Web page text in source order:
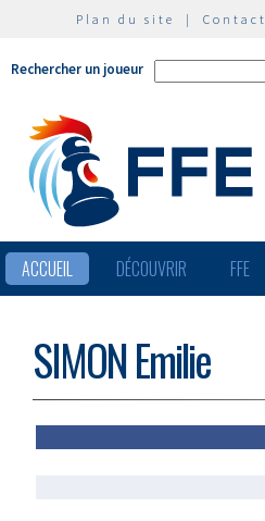
Plan du site | Contact
Rechercher un joueur
ACCUEIL DÉCOUVRIR FFE
SIMON Emilie